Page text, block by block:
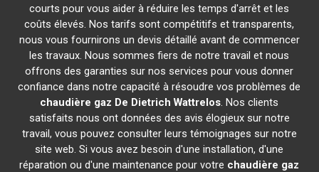
courts pour vous aider à réduire les temps d'arrêt et les
coûts élevés. Nos tarifs sont compétitifs et transparents,
nous vous fournirons un devis détaillé avant de commencer
les travaux. Nous sommes fiers de notre travail et nous
offrons des garanties sur nos services pour vous donner
confiance dans notre capacité à résoudre vos problèmes de
chaudière gaz De Dietrich Wattrelos. Nos clients
satisfaits nous ont données des avis élogieux sur notre
travail, vous pouvez consulter leurs témoignages sur notre
site web. Si vous avez besoin d'une installation, d'une
réparation ou d'une maintenance pour votre chaudière gaz